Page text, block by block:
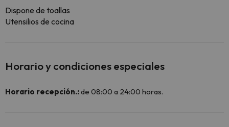
Dispone de toallas
Utensilios de cocina
Horario y condiciones especiales
Horario recepción.:de 08:00 a 24:00 horas.